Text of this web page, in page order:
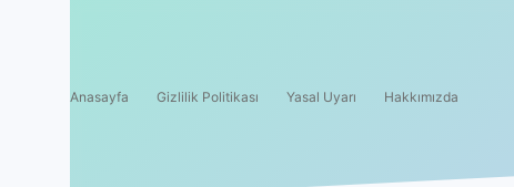
Anasayfa Gizlilik Politikası Yasal Uyarı Hakkımızda